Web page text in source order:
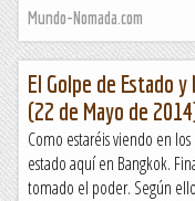
Mundo-Nomada.com
El Golpe de Estado
(22 de Mayo de
Como estaréis viendo en
estado aquí en Bangkok.
tomado el poder. Según